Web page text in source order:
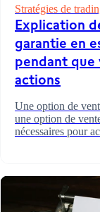
Stratégies de
Explication
garantie en
pendant que
actions
Une option de
une option de
nécessaires pour